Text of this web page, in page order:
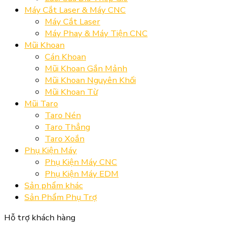
Máy Cắt Laser & Máy CNC
Máy Cắt Laser
Máy Phay & Máy Tiện CNC
Mũi Khoan
Cán Khoan
Mũi Khoan Gắn Mảnh
Mũi Khoan Nguyên Khối
Mũi Khoan Từ
Mũi Taro
Taro Nén
Taro Thẳng
Taro Xoắn
Phụ Kiện Máy
Phụ Kiện Máy CNC
Phụ Kiện Máy EDM
Sản phẩm khác
Sản Phẩm Phụ Trợ
Hỗ trợ khách hàng